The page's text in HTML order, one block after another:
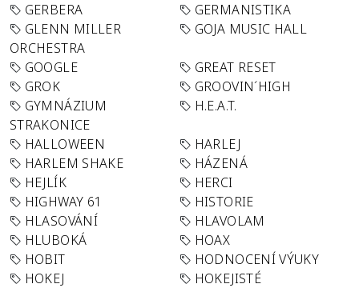
GERBERA
GERMANISTIKA
GLENN MILLER
ORCHESTRA
GOJA MUSIC HALL
GOOGLE
GREAT RESET
GROK
GROOVIN´HIGH
GYMNÁZIUM
STRAKONICE
H.E.A.T.
HALLOWEEN
HARLEJ
HARLEM SHAKE
HÁZENÁ
HEJLÍK
HERCI
HIGHWAY 61
HISTORIE
HLASOVÁNÍ
HLAVOLAM
HLUBOKÁ
HOAX
HOBIT
HODNOCENÍ VÝUKY
HOKEJ
HOKEJISTÉ